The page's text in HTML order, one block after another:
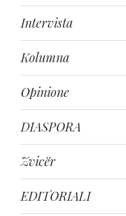
Intervista
Kolumna
Opinione
DIASPORA
Zvicër
EDITORIALI